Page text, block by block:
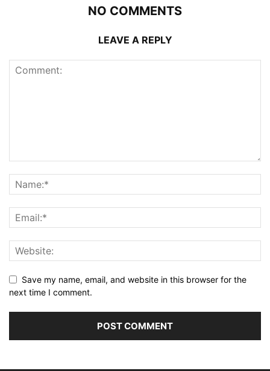
NO COMMENTS
LEAVE A REPLY
Save my name, email, and website in this browser for the
next time I comment.